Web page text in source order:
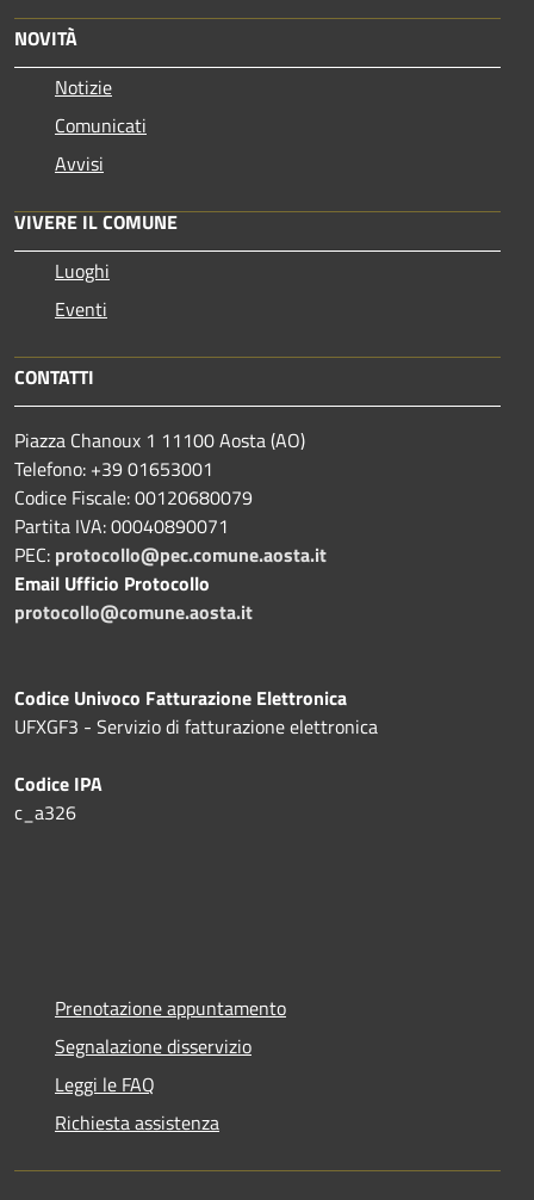
NOVITÀ
Notizie
Comunicati
Avvisi
VIVERE IL COMUNE
Luoghi
Eventi
CONTATTI
Piazza Chanoux 1 11100 Aosta (AO)
Telefono: +39 01653001
Codice Fiscale: 00120680079
Partita IVA: 00040890071
PEC: protocollo@pec.comune.aosta.it
Email Ufficio Protocollo
protocollo@comune.aosta.it
Codice Univoco Fatturazione Elettronica
UFXGF3 - Servizio di fatturazione elettronica
Codice IPA
c_a326
Prenotazione appuntamento
Segnalazione disservizio
Leggi le FAQ
Richiesta assistenza